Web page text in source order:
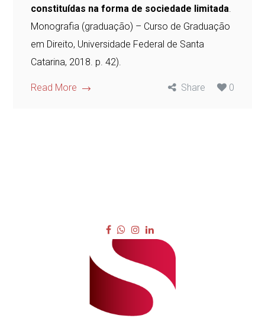
constituídas na forma de sociedade limitada.
Monografia (graduação) – Curso de Graduação
em Direito, Universidade Federal de Santa
Catarina, 2018. p. 42).
Read More Share 0